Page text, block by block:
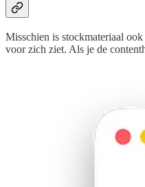
Misschien is stockmateriaal
voor zich ziet. Als je de